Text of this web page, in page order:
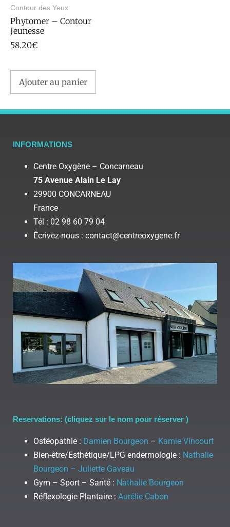
Contour des Yeux
Phytomer – Contour
Jeunesse
58.20€
Ajouter au panier
INFORMATIONS
Centre Oxygène – Concarneau
75 Avenue Alain Le Lay
29900 CONCARNEAU
France
Tél : 02 98 60 79 04
Écrivez-nous : contact@centreoxygene.fr
Reservations: (cliquez sur le nom pour réserver )
Ostéopathie : Damien Bourgeon – Kamie Vincourt
Bien-être/Esthétique/LPG endermologie : Nathalie
Bourgeon – Juliette Gaveau
Gym – Sport – Santé : Nathalie Bourgeon
Réflexologie Plantaire : Aurélie Cabon